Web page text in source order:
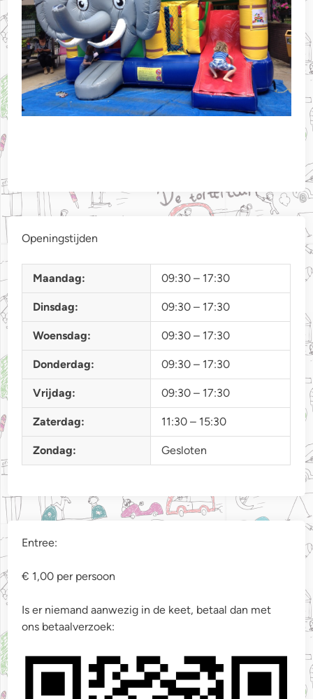
Openingstijden
Maandag: 09:30 – 17:30
Dinsdag: 09:30 – 17:30
Woensdag: 09:30 – 17:30
Donderdag: 09:30 – 17:30
Vrijdag: 09:30 – 17:30
Zaterdag: 11:30 – 15:30
Zondag: Gesloten
Entree:
€ 1,00 per persoon
Is er niemand aanwezig in de keet, betaal dan met
ons betaalverzoek: